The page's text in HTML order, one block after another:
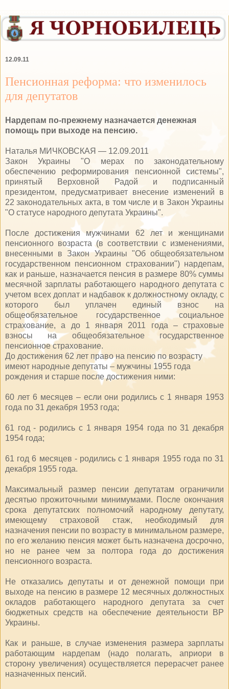
12.09.11
Пенсионная реформа: что изменилось
для депутатов
Нардепам по-прежнему назначается денежная
помощь при выходе на пенсию.
Наталья МИЧКОВСКАЯ — 12.09.2011
Закон Украины "О мерах по законодательному
обеспечению реформирования пенсионной системы",
принятый Верховной Радой и подписанный
президентом, предусматривает внесение изменений в
22 законодательных акта, в том числе и в Закон Украины
"О статусе народного депутата Украины".
После достижения мужчинами 62 лет и женщинами
пенсионного возраста (в соответствии с изменениями,
внесенными в Закон Украины "Об общеобязательном
государственном пенсионном страховании") нардепам,
как и раньше, назначается пенсия в размере 80% суммы
месячной зарплаты работающего народного депутата с
учетом всех доплат и надбавок к должностному окладу, с
которого был уплачен единый взнос на
общеобязательное государственное социальное
страхование, а до 1 января 2011 года – страховые
взносы на общеобязательное государственное
пенсионное страхование.
До достижения 62 лет право на пенсию по возрасту
имеют народные депутаты – мужчины 1955 года
рождения и старше после достижения ними:
60 лет 6 месяцев – если они родились с 1 января 1953
года по 31 декабря 1953 года;
61 год - родились с 1 января 1954 года по 31 декабря
1954 года;
61 год 6 месяцев - родились с 1 января 1955 года по 31
декабря 1955 года.
Максимальный размер пенсии депутатам ограничили
десятью прожиточными минимумами. После окончания
срока депутатских полномочий народному депутату,
имеющему страховой стаж, необходимый для
назначения пенсии по возрасту в минимальном размере,
по его желанию пенсия может быть назначена досрочно,
но не ранее чем за полтора года до достижения
пенсионного возраста.
Не отказались депутаты и от денежной помощи при
выходе на пенсию в размере 12 месячных должностных
окладов работающего народного депутата за счет
бюджетных средств на обеспечение деятельности ВР
Украины.
Как и раньше, в случае изменения размера зарплаты
работающим нардепам (надо полагать, априори в
сторону увеличения) осуществляется перерасчет ранее
назначенных пенсий.